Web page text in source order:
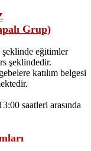
Grup)
şeklinde eğitimler
şeklindedir.
katılım belgesi
saatleri arasında